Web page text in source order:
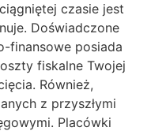
czasie jest
Doświadczone
finansowe posiada
fiskalne Twojej
Również,
z przyszłymi
Placówki